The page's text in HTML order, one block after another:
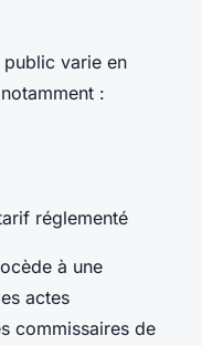
varie en
:
réglementé
à une
actes
commissaires de